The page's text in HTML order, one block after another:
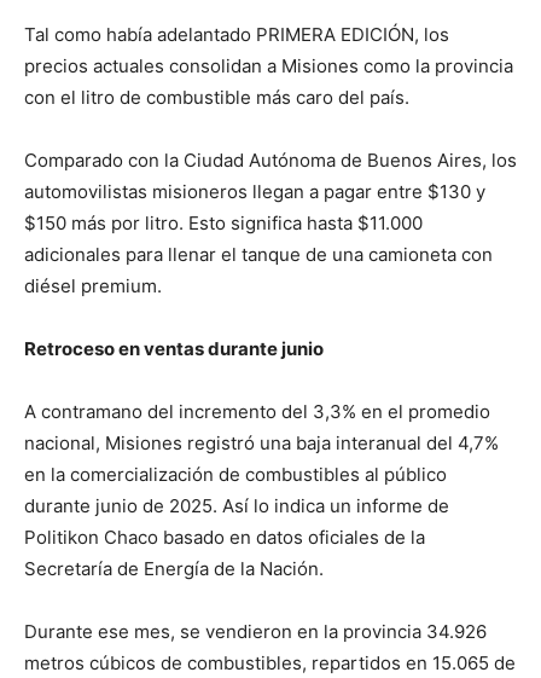
Tal como había adelantado PRIMERA EDICIÓN, los
precios actuales consolidan a Misiones como la provincia
con el litro de combustible más caro del país.
Comparado con la Ciudad Autónoma de Buenos Aires, los
automovilistas misioneros llegan a pagar entre $130 y
$150 más por litro. Esto significa hasta $11.000
adicionales para llenar el tanque de una camioneta con
diésel premium.
Retroceso en ventas durante junio
A contramano del incremento del 3,3% en el promedio
nacional, Misiones registró una baja interanual del 4,7%
en la comercialización de combustibles al público
durante junio de 2025. Así lo indica un informe de
Politikon Chaco basado en datos oficiales de la
Secretaría de Energía de la Nación.
Durante ese mes, se vendieron en la provincia 34.926
metros cúbicos de combustibles, repartidos en 15.065 de